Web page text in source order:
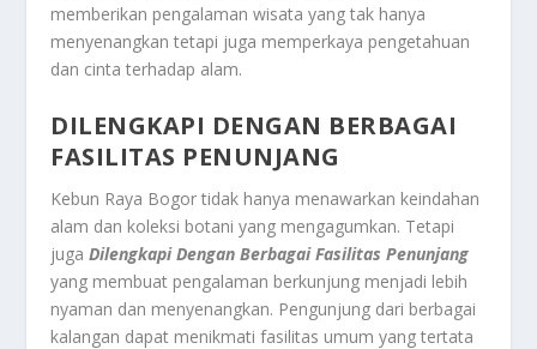
memberikan pengalaman wisata yang tak hanya
menyenangkan tetapi juga memperkaya pengetahuan
dan cinta terhadap alam.
DILENGKAPI DENGAN BERBAGAI
FASILITAS PENUNJANG
Kebun Raya Bogor tidak hanya menawarkan keindahan
alam dan koleksi botani yang mengagumkan. Tetapi
jugaDilengkapi Dengan Berbagai Fasilitas Penunjang
yang membuat pengalaman berkunjung menjadi lebih
nyaman dan menyenangkan. Pengunjung dari berbagai
kalangan dapat menikmati fasilitas umum yang tertata